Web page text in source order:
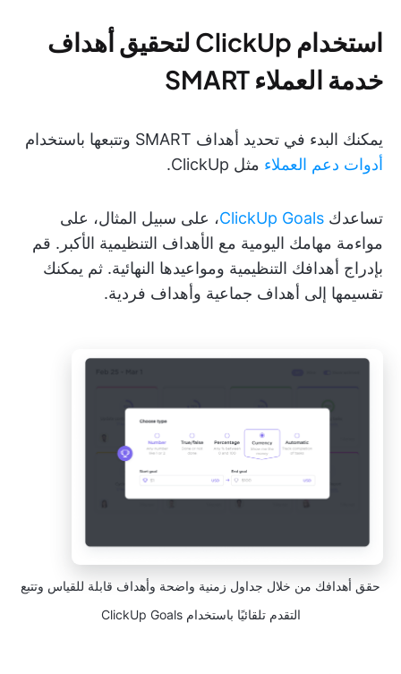
استخدام ClickUp لتحقيق أهداف
خدمة العملاء SMART
يمكنك البدء في تحديد أهداف SMART وتتبعها باستخدام
أدوات دعم العملاء مثل ClickUp.
تساعدك ClickUp Goals، على سبيل المثال، على
مواءمة مهامك اليومية مع الأهداف التنظيمية الأكبر. قم
بإدراج أهدافك التنظيمية ومواعيدها النهائية. ثم يمكنك
تقسيمها إلى أهداف جماعية وأهداف فردية.
حقق أهدافك من خلال جداول زمنية واضحة وأهداف قابلة للقياس وتتبع
التقدم تلقائيًا باستخدام ClickUp Goals